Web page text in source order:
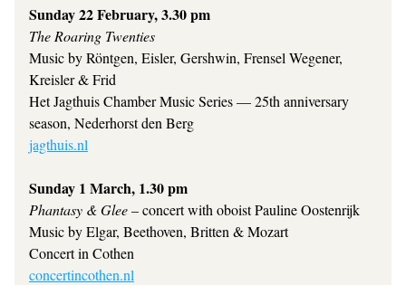
Sunday 22 February, 3.30 pm
The Roaring Twenties
Music by Röntgen, Eisler, Gershwin, Frensel Wegener,
Kreisler & Frid
Het Jagthuis Chamber Music Series — 25th anniversary
season, Nederhorst den Berg
jagthuis.nl
Sunday 1 March, 1.30 pm
Phantasy & Glee – concert with oboist Pauline Oostenrijk
Music by Elgar, Beethoven, Britten & Mozart
Concert in Cothen
concertincothen.nl